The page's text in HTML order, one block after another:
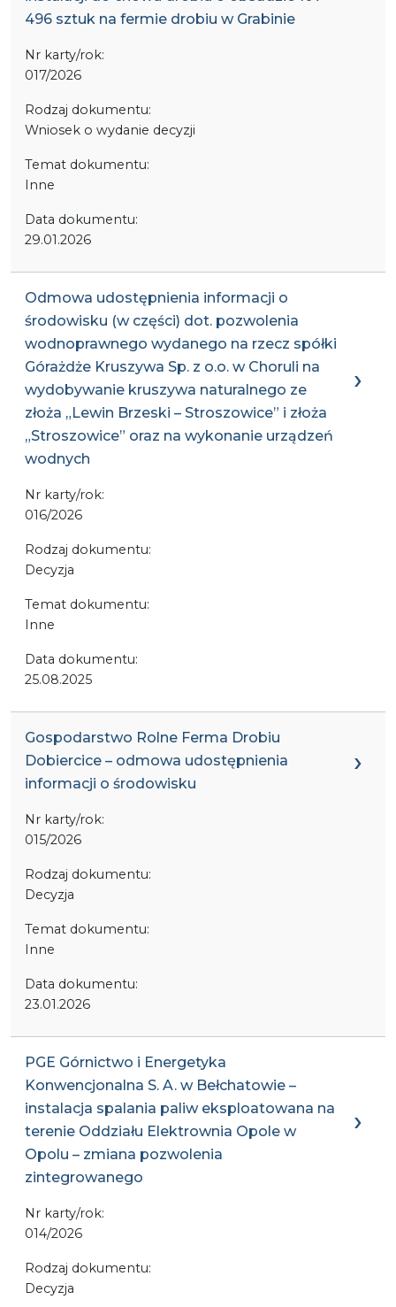
496 sztuk na fermie drobiu w Grabinie
Nr karty/rok:
017/2026
Rodzaj dokumentu:
Wniosek o wydanie decyzji
Temat dokumentu:
Inne
Data dokumentu:
29.01.2026
Odmowa udostępnienia informacji o
środowisku (w części) dot. pozwolenia
wodnoprawnego wydanego na rzecz spółki
Górażdże Kruszywa Sp. z o.o. w Choruli na
wydobywanie kruszywa naturalnego ze
złoża „Lewin Brzeski – Stroszowice” i złoża
„Stroszowice” oraz na wykonanie urządzeń
wodnych
Nr karty/rok:
016/2026
Rodzaj dokumentu:
Decyzja
Temat dokumentu:
Inne
Data dokumentu:
25.08.2025
Gospodarstwo Rolne Ferma Drobiu
Dobiercice – odmowa udostępnienia
informacji o środowisku
Nr karty/rok:
015/2026
Rodzaj dokumentu:
Decyzja
Temat dokumentu:
Inne
Data dokumentu:
23.01.2026
PGE Górnictwo i Energetyka
Konwencjonalna S. A. w Bełchatowie –
instalacja spalania paliw eksploatowana na
terenie Oddziału Elektrownia Opole w
Opolu – zmiana pozwolenia
zintegrowanego
Nr karty/rok:
014/2026
Rodzaj dokumentu:
Decyzja